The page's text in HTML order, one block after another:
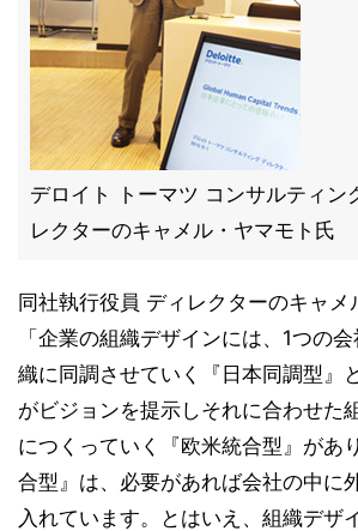
デロイト トーマツ コンサルティン
レクターのキャメル・ヤマモト氏
同社執行役員 ディレクターのキャメ
「企業の組織デザインには、1つの
織に同調させていく『日本同調型』
がビジョンを提示しそれに合わせた
につくっていく『欧米統合型』があ
合型』は、必要があれば会社の中に
入れています。とはいえ、組織デザ